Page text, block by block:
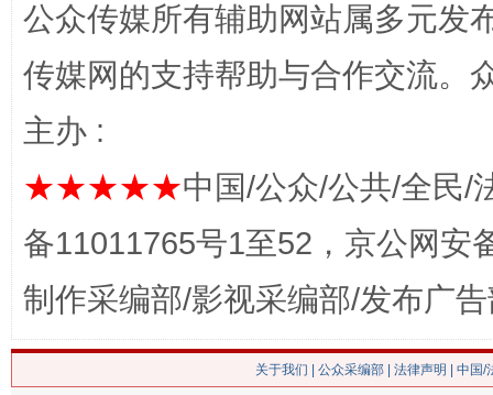
在谋一域中谋全局
公众传媒所有辅助网站属多元发
传媒网的支持帮助与合作交流。
主办 :
★★★★★中国/公众/公共/全民/
备11011765号1至52，京公网安
制作采编部/影视采编部/发布广
关于我们 公众采编部 法律声明 | 中国